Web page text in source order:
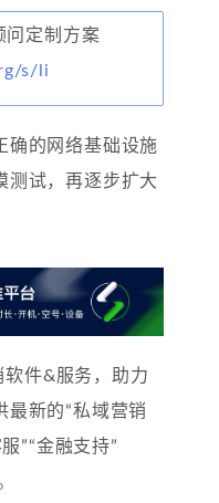
问定制方案
s/li
确的网络基础设施
测试，再逐步扩大
软件&服务，助力
最新的“私域营销
”“金融支持”